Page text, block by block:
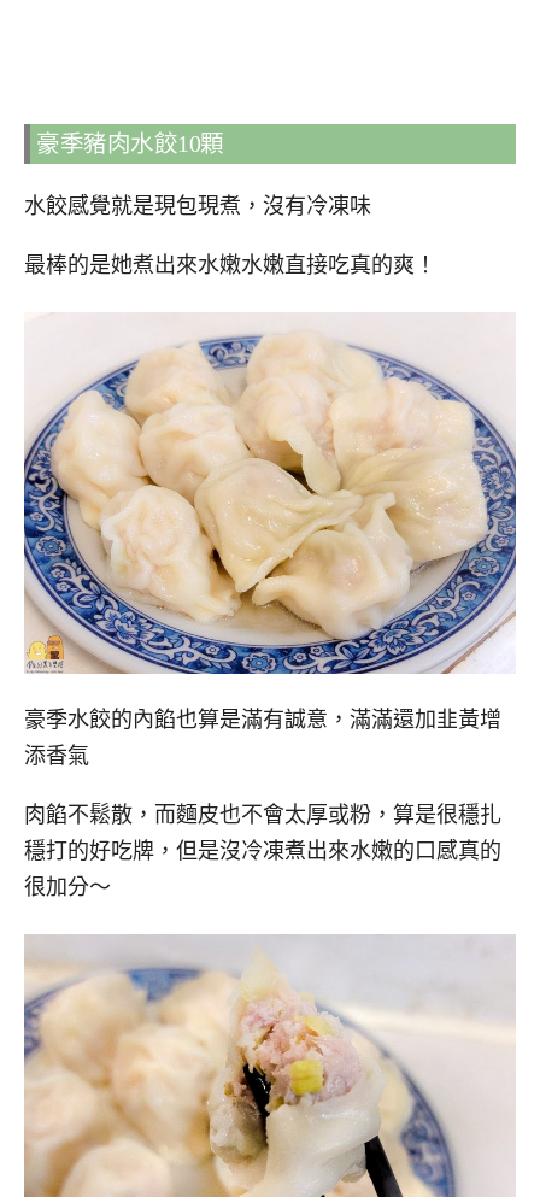
豪季豬肉水餃10顆
水餃感覺就是現包現煮，沒有冷凍味
最棒的是她煮出來水嫩水嫩直接吃真的爽！
豪季水餃的內餡也算是滿有誠意，滿滿還加韭黃增
添香氣
肉餡不鬆散，而麵皮也不會太厚或粉，算是很穩扎
穩打的好吃牌，但是沒冷凍煮出來水嫩的口感真的
很加分～